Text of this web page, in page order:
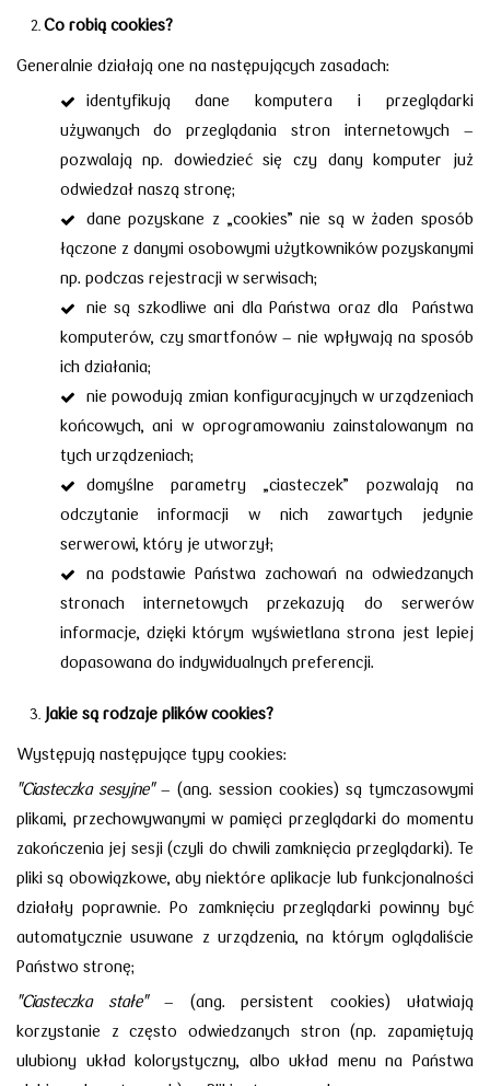
Co robią cookies?
Generalnie działają one na następujących zasadach:
identyfikują dane komputera i przeglądarki
używanych do przeglądania stron internetowych –
pozwalają np. dowiedzieć się czy dany komputer już
odwiedzał naszą stronę;
dane pozyskane z „cookies” nie są w żaden sposób
łączone z danymi osobowymi użytkowników pozyskanymi
np. podczas rejestracji w serwisach;
nie są szkodliwe ani dla Państwa oraz dla Państwa
komputerów, czy smartfonów – nie wpływają na sposób
ich działania;
nie powodują zmian konfiguracyjnych w urządzeniach
końcowych, ani w oprogramowaniu zainstalowanym na
tych urządzeniach;
domyślne parametry „ciasteczek” pozwalają na
odczytanie informacji w nich zawartych jedynie
serwerowi, który je utworzył;
na podstawie Państwa zachowań na odwiedzanych
stronach internetowych przekazują do serwerów
informacje, dzięki którym wyświetlana strona jest lepiej
dopasowana do indywidualnych preferencji.
Jakie są rodzaje plików cookies?
Występują następujące typy cookies:
"Ciasteczka sesyjne"– (ang. session cookies) są tymczasowymi
plikami, przechowywanymi w pamięci przeglądarki do momentu
zakończenia jej sesji (czyli do chwili zamknięcia przeglądarki). Te
pliki są obowiązkowe, aby niektóre aplikacje lub funkcjonalności
działały poprawnie. Po zamknięciu przeglądarki powinny być
automatycznie usuwane z urządzenia, na którym oglądaliście
Państwo stronę;
"Ciasteczka stałe"– (ang. persistent cookies) ułatwiają
korzystanie z często odwiedzanych stron (np. zapamiętują
ulubiony układ kolorystyczny, albo układ menu na Państwa